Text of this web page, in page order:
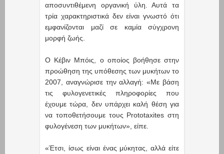
αποσυντιθέμενη οργανική ύλη. Αυτά τα
τρία χαρακτηριστικά δεν είναι γνωστό ότι
εμφανίζονται μαζί σε καμία σύγχρονη
μορφή ζωής.
Ο Κέβιν Μπόις, ο οποίος βοήθησε στην
προώθηση της υπόθεσης των μυκήτων το
2007, αναγνώρισε την αλλαγή: «Με βάση
τις φυλογενετικές πληροφορίες που
έχουμε τώρα, δεν υπάρχει καλή θέση για
να τοποθετήσουμε τους Prototaxites στη
φυλογένεση των μυκήτων», είπε.
«Έτσι, ίσως είναι ένας μύκητας, αλλά είτε